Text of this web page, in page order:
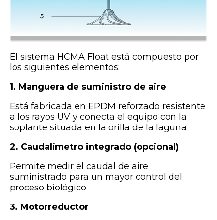
El sistema HCMA Float está compuesto por
los siguientes elementos:
1. Manguera de suministro de aire
Está fabricada en EPDM reforzado resistente
a los rayos UV y conecta el equipo con la
soplante situada en la orilla de la laguna
2. Caudalímetro integrado (opcional)
Permite medir el caudal de aire
suministrado para un mayor control del
proceso biológico
3. Motorreductor